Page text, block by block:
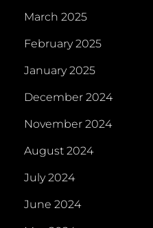
March 2025
February 2025
January 2025
December 2024
November 2024
August 2024
July 2024
June 2024